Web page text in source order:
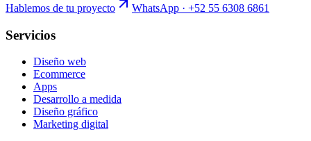
Hablemos de tu proyecto WhatsApp · +52 55 6308 6861
Servicios
Diseño web
Ecommerce
Apps
Desarrollo a medida
Diseño gráfico
Marketing digital